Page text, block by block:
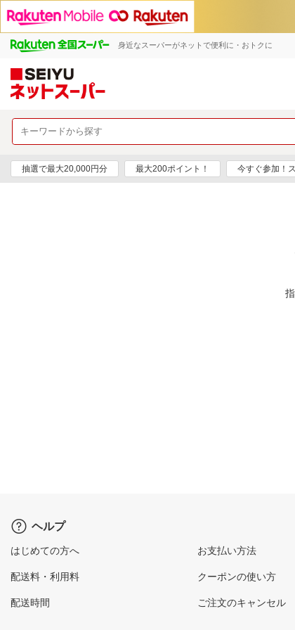
身近なスーパーがネットで便利に・おトクに
抽選で最大20,000円分 最大200ポイント！ 今すぐ参加！
ヘルプ
はじめての方へ
配送料・利用料
配送時間
お支払い方法
クーポンの使い方
ご注文のキャンセル